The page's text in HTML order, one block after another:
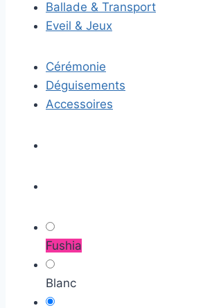
Ballade & Transport
Eveil & Jeux
Cérémonie
Déguisements
Accessoires
Fushia
Blanc